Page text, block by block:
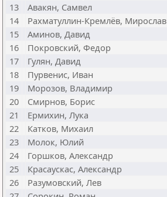
13
Авакян, Самвел
14
Рахматуллин-Кремлёв, Мирослав
15
Аминов, Давид
16
Покровский, Федор
17
Гулян, Давид
18
Пурвенис, Иван
19
Морозов, Владимир
20
Смирнов, Борис
21
Ермихин, Лука
22
Катков, Михаил
23
Молок, Юлий
24
Горшков, Александр
25
Красаускас, Александр
26
Разумовский, Лев